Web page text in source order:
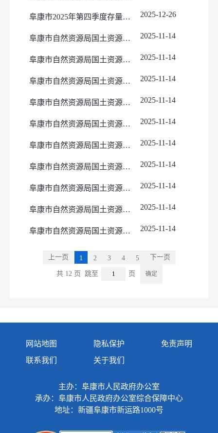
阜康市2025年第四季度存量住宅用地信息公示 2025-12-26
阜康市自然资源局国土资源储备中心国有土地划拨用地批前公示（652302-2025-HB013-29） 2025-11-14
阜康市自然资源局国土资源储备中心国有土地划拨用地批前公示（652302-2025-HB013-28） 2025-11-14
阜康市自然资源局国土资源储备中心国有土地划拨用地批前公示（652302-2025-HB013-27） 2025-11-14
阜康市自然资源局国土资源储备中心国有土地划拨用地批前公示（652302-2025-HB013-26） 2025-11-14
阜康市自然资源局国土资源储备中心国有土地划拨用地批前公示（652302-2025-HB013-25） 2025-11-14
阜康市自然资源局国土资源储备中心国有土地划拨用地批前公示（652302-2025-HB013-24） 2025-11-14
阜康市自然资源局国土资源储备中心国有土地划拨用地批前公示（652302-2025-HB013-23） 2025-11-14
阜康市自然资源局国土资源储备中心国有土地划拨用地批前公示（652302-2025-HB013-22） 2025-11-14
阜康市自然资源局国土资源储备中心国有土地划拨用地批前公示（652302-2025-HB013-21） 2025-11-14
阜康市自然资源局国土资源储备中心国有土地划拨用地批前公示（652302-2025-HB013-20） 2025-11-14
上一页 1 2 3 4 5 下一页
共 12 页 跳至 页 确定
网站地图 隐私保护
免责声明
联系我们
关于我们
主办：阜康市人民政府办公室
承办：阜康市人民政府办公室综合保障中心
地址：新疆阜康市新运路1000号